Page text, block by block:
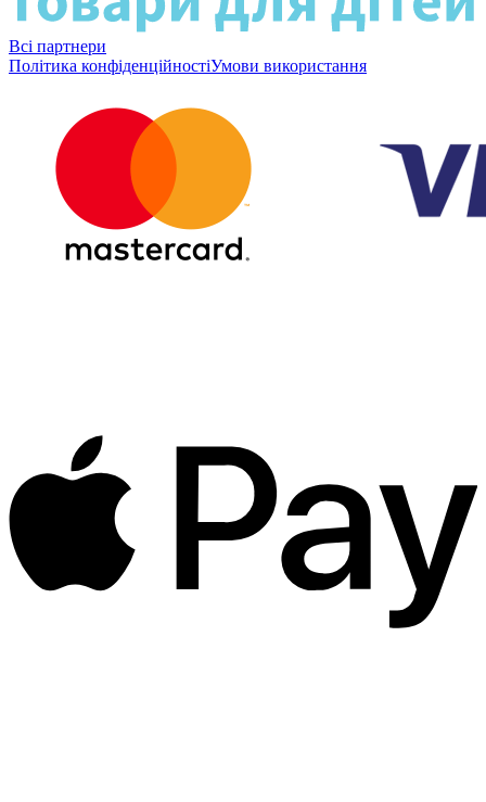
Всі партнери
Політика конфіденційностіУмови використання